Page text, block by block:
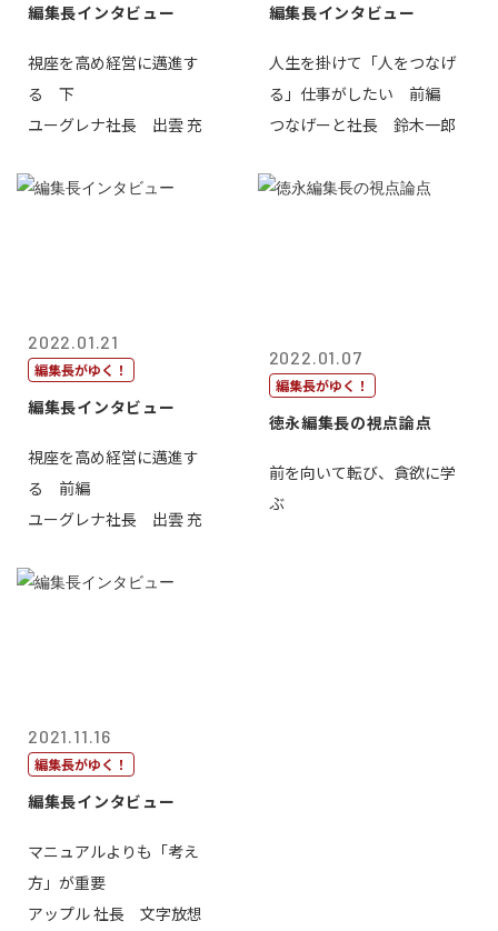
編集長インタビュー
視座を高め経営に邁進す
る 下
ユーグレナ社長 出雲 充
編集長インタビュー
人生を掛けて「人をつなげ
る」仕事がしたい 前編
つなげーと社長 鈴木一郎
2022.01.21
編集長がゆく！
編集長インタビュー
視座を高め経営に邁進す
る 前編
ユーグレナ社長 出雲 充
2022.01.07
編集長がゆく！
徳永編集長の視点論点
前を向いて転び、貪欲に学
ぶ
2021.11.16
編集長がゆく！
編集長インタビュー
マニュアルよりも「考え
方」が重要
アップル 社長 文字放想